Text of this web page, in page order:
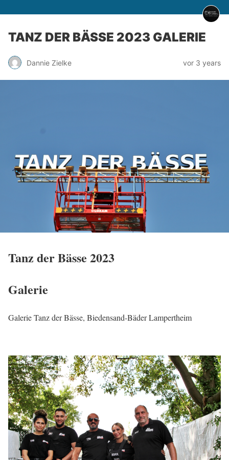
TANZ DER BÄSSE 2023 GALERIE
Dannie Zielke vor 3 years
Tanz der Bässe 2023
Galerie
Galerie Tanz der Bässe, Biedensand-Bäder Lampertheim